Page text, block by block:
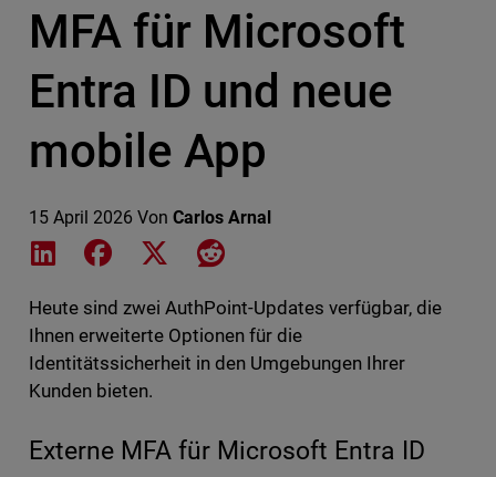
MFA für Microsoft
Entra ID und neue
mobile App
15 April 2026 Von Carlos Arnal
Share on LinkedIn
Share on Facebook
Share on XShare on Reddit
Heute sind zwei AuthPoint-Updates verfügbar, die
Ihnen erweiterte Optionen für die
Identitätssicherheit in den Umgebungen Ihrer
Kunden bieten.
Externe MFA für Microsoft Entra ID